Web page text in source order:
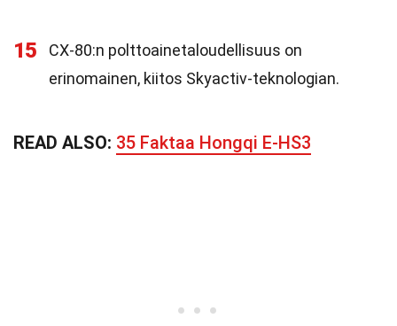
15
CX-80:n polttoainetaloudellisuus on
erinomainen, kiitos Skyactiv-teknologian.
READ ALSO: 35 Faktaa Hongqi E-HS3